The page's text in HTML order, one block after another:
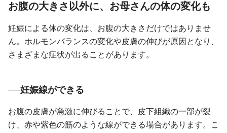
お腹の大きさ以外に、お母さんの体の変化も
妊娠による体の変化は、お腹の大きさだけではありませ
ん。ホルモンバランスの変化や皮膚の伸びが原因となり、
さまざまな症状が出ることがあります。
妊娠線ができる
お腹の皮膚が急激に伸びることで、皮下組織の一部が裂
け、赤や紫色の筋のような線ができる場合があります。こ